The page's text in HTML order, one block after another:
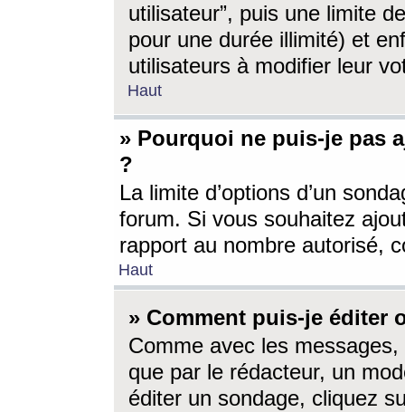
utilisateur”, puis une limite
pour une durée illimité) et
utilisateurs à modifier leur
Haut
» Pourquoi ne puis-je pas
?
La limite d’options d’un
forum. Si vous souhaitez
rapport au nombre autorisé,
Haut
» Comment puis-je éditer
Comme avec les
que par le rédacteur, un
éditer un sondage, cliquez